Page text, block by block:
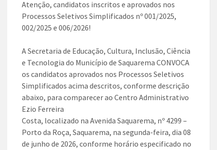
Atenção, candidatos inscritos e aprovados nos
Processos Seletivos Simplificados nº 001/2025,
002/2025 e 006/2026!
A Secretaria de Educação, Cultura, Inclusão, Ciência
e Tecnologia do Município de Saquarema CONVOCA
os candidatos aprovados nos Processos Seletivos
Simplificados acima descritos, conforme descrição
abaixo, para comparecer ao Centro Administrativo
Ezio Ferreira
Costa, localizado na Avenida Saquarema, nº 4299 –
Porto da Roça, Saquarema, na segunda-feira, dia 08
de junho de 2026, conforme horário especificado no